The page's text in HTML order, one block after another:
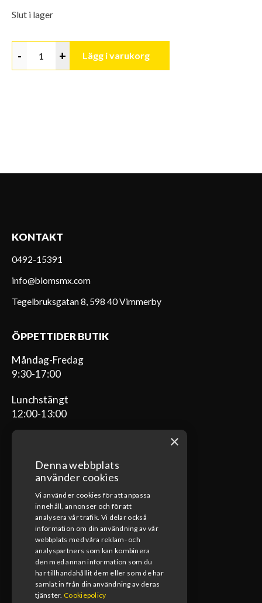
Slut i lager
- + Lägg i varukorg
KONTAKT
0492-15391
info@blomsmx.com
Tegelbruksgatan 8, 598 40 Vimmerby
ÖPPETTIDER BUTIK
Måndag-Fredag
9:30-17:00
Lunchstängt
12:00-13:00
ÖPPETTIDER VERKSTAD
Måndag-Fredag
08:00-17:00
Lunchstängt
12:00-13:00
×
Denna webbplats
använder cookies
Vi använder cookies för att anpassa
innehåll, annonser och för att
analysera vår trafik. Vi delar också
information om din användning av vår
webbplats med våra reklam- och
analyspartners som kan kombinera
den med annan information som du
har tillhandahållit dem eller som de har
samlat in från din användning av deras
tjänster. Cookiepolicy